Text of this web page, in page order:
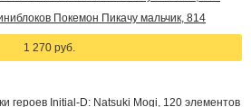
Покемон Пикачу мальчик, 814
1 270 руб.